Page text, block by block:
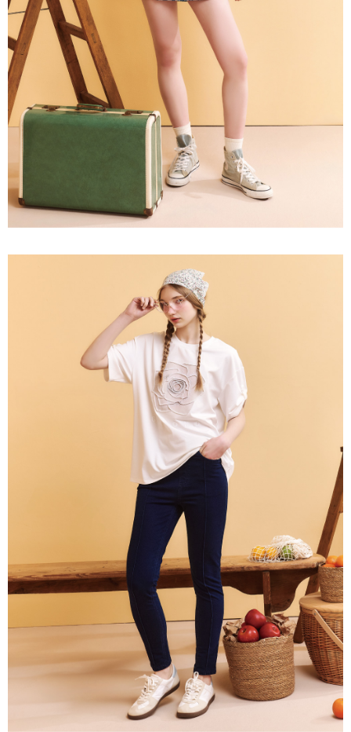
２．關於個人資料處理事宜，請瀏覽以下網址：
https://aftee.tw/terms/#terms3
３．未成年的使用者請事先徵得法定代理人或監護人之同意方可使用
「AFTEE先享後付」，若未經同意申辦者引起之損失，本公司不負相關責
任。
４．使用「AFTEE先享後付」時，將依據個別帳號之用戶狀況，依本公司即
時審查核予不同之上限額度；若仍有額度不足之情形，本公司將視審查結果
請求用戶進行身份認證。
５．嚴禁一人註冊多個帳號或使用他人資訊註冊。若發現惡意使用之情形，
恩沛科技股份有限公司將有權停止該用戶之使用額度並採取法律行動。
宅配
每筆NT$120，滿NT$2,500(含以上)免運費
宅配離島
每筆NT$120，滿NT$2,500(含以上)免運費
付款後門市自取